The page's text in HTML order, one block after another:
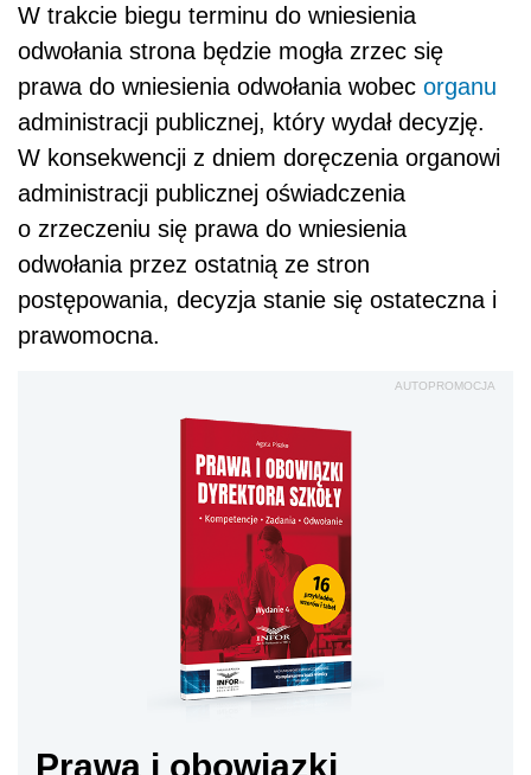
W trakcie biegu terminu do wniesienia
odwołania strona będzie mogła zrzec się
prawa do wniesienia odwołania wobec organu
administracji publicznej, który wydał decyzję.
W konsekwencji z dniem doręczenia organowi
administracji publicznej oświadczenia
o zrzeczeniu się prawa do wniesienia
odwołania przez ostatnią ze stron
postępowania, decyzja stanie się ostateczna i
prawomocna.
AUTOPROMOCJA
Prawa i obowiązki